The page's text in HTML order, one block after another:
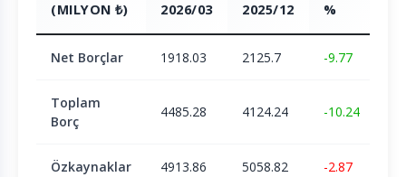
(MILYON ₺)
2026/03 2025/12 %
Net Borçlar 1918.03 2125.7 -9.77
Toplam
Borç
4485.28 4124.24 -10.24
Özkaynaklar 4913.86 5058.82 -2.87